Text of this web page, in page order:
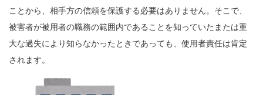
ことから、相手方の信頼を保護する必要はありません。そこで、
被害者が被用者の職務の範囲内であることを知っていたまたは重
大な過失により知らなかったときであっても、使用者責任は肯定
されます。